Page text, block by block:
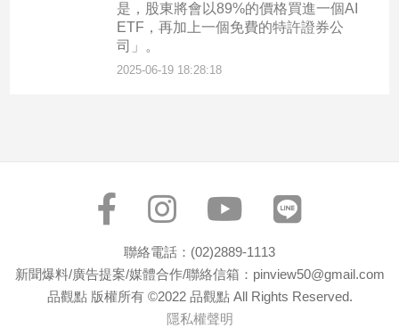
是，股東將會以89%的價格買進一個AI
ETF，再加上一個免費的特許證券公
司」。
2025-06-19 18:28:18
聯絡電話：(02)2889-1113
新聞爆料/廣告提案/媒體合作/聯絡信箱：pinview50@gmail.com
品觀點 版權所有 ©2022 品觀點 All Rights Reserved.
隱私權聲明